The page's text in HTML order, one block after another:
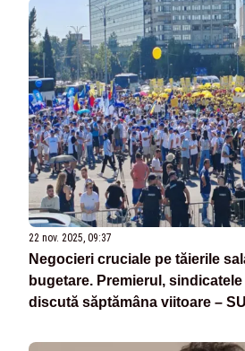
22 nov. 2025, 09:37
Negocieri cruciale pe tăierile
bugetare. Premierul,
discută săptămâna viitoare –